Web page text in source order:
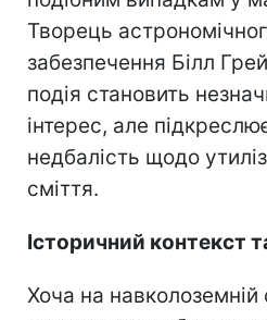
Творець
забезпечення Білл
подія становить
інтерес, але
недбалість щодо
сміття.
Історичний контекст
Хоча на навколоземній